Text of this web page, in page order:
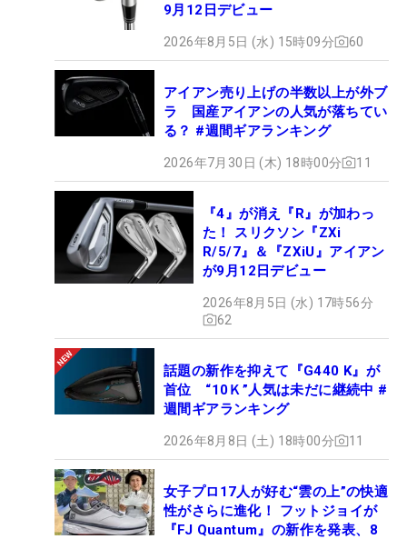
9月12日デビュー
2026年8月5日 (水) 15時09分 60
アイアン売り上げの半数以上が外ブ
ラ 国産アイアンの人気が落ちてい
る？ #週間ギアランキング
2026年7月30日 (木) 18時00分 11
『4』が消え『R』が加わっ
た！ スリクソン『ZXi
R/5/7』＆『ZXiU』アイアン
が9月12日デビュー
2026年8月5日 (水) 17時56分
62
話題の新作を抑えて『G440 K』が
首位 “10Ｋ”人気は未だに継続中 #
週間ギアランキング
2026年8月8日 (土) 18時00分 11
女子プロ17人が好む“雲の上”の快適
性がさらに進化！ フットジョイが
『FJ Quantum』の新作を発表、8